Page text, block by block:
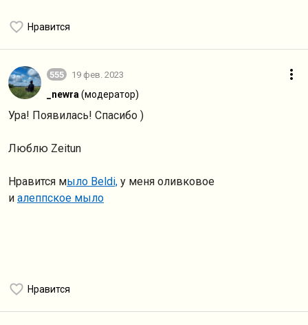
Нравится
555 19 фев. 2023
_newra(модератор)
Ура! Появилась! Спасибо )
Люблю Zeitun
Нравится мыло Beldi, у меня оливковое
и алеппское мыло
Нравится